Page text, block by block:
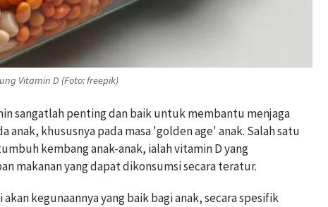
Vitamin D (Foto: freepik)
sangatlah penting dan baik untuk membantu menjaga
anak, khususnya pada masa 'golden age' anak. Salah satu
kembang anak-anak, ialah vitamin D yang
makanan yang dapat dikonsumsi secara teratur.
kegunaannya yang baik bagi anak, secara spesifik